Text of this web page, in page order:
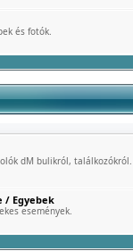
és fotók.
dM bulikról, találkozókról.
/ Egyebek
események.